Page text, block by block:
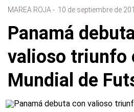
MAREA ROJA - 10 de septiembre de
Panamá
valioso triunfo
Mundial de